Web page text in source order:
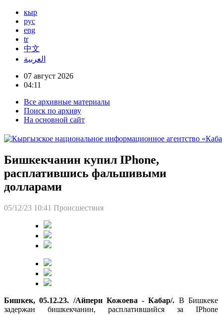
кыр
рус
eng
tr
中文
العربية
07 август 2026
04:11
Все архивные материалы
Поиск по архиву
На основной сайт
Бишкекчанин купил IPhone,
расплатившись фальшивыми
долларами
05/12/23 10:41 Происшествия
Бишкек, 05.12.23. /Айпери Кожоева - Кабар/. В Бишкеке
задержан бишкекчанин, расплатившийся за IPhone